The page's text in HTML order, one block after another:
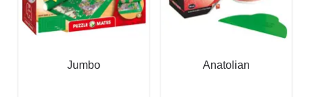
Jumbo Anatolian